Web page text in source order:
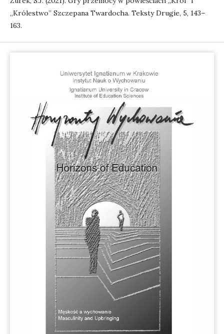
„Królestwo” Szczepana Twardocha. Teksty Drugie, 5, 143–
163.